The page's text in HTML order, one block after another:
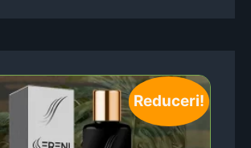
Reduceri!